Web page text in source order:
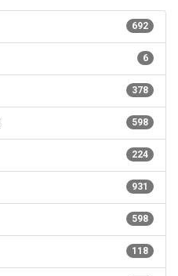
692
6
378
598
224
931
598
118